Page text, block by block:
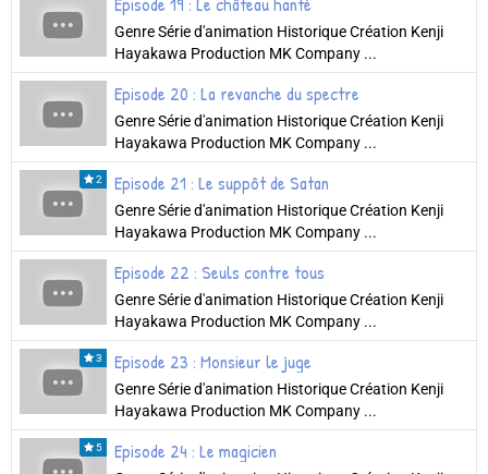
Genre Série d'animation Historique Création Kenji
Hayakawa Production MK Company ...
Episode 20 : La revanche du spectre
Genre Série d'animation Historique Création Kenji
Hayakawa Production MK Company ...
2 Episode 21 : Le suppôt de Satan
Genre Série d'animation Historique Création Kenji
Hayakawa Production MK Company ...
Episode 22 : Seuls contre tous
Genre Série d'animation Historique Création Kenji
Hayakawa Production MK Company ...
3 Episode 23 : Monsieur le juge
Genre Série d'animation Historique Création Kenji
Hayakawa Production MK Company ...
5 Episode 24 : Le magicien